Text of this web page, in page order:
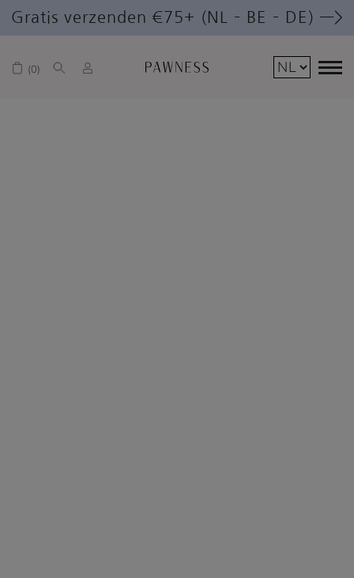
Gratis verzenden €75+ (NL – BE – DE) —>
0